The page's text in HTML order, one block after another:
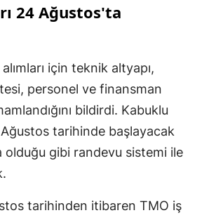
24 Ağustos'ta
için teknik altyapı,
personel ve finansman
bildirdi. Kabuklu
Ağustos tarihinde başlayacak
olduğu gibi randevu sistemi ile
tarihinden itibaren TMO iş